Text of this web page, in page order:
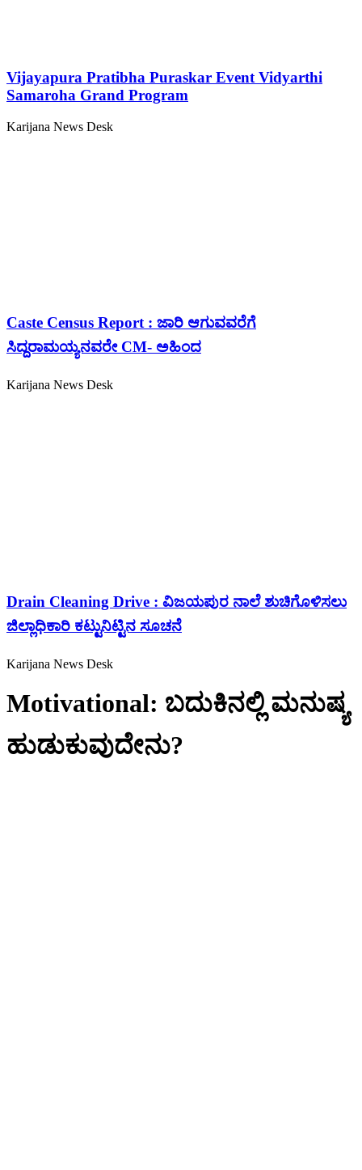
Vijayapura Pratibha Puraskar Event Vidyarthi
Samaroha Grand Program
Karijana News Desk
Caste Census Report : ಜಾರಿ ಆಗುವವರೆಗೆ
ಸಿದ್ದರಾಮಯ್ಯನವರೇ CM- ಅಹಿಂದ
Karijana News Desk
Drain Cleaning Drive : ವಿಜಯಪುರ ನಾಲೆ ಶುಚಿಗೊಳಿಸಲು
ಜಿಲ್ಲಾಧಿಕಾರಿ ಕಟ್ಟುನಿಟ್ಟಿನ ಸೂಚನೆ
Karijana News Desk
Motivational: ಬದುಕಿನಲ್ಲಿ ಮನುಷ್ಯ
ಹುಡುಕುವುದೇನು?